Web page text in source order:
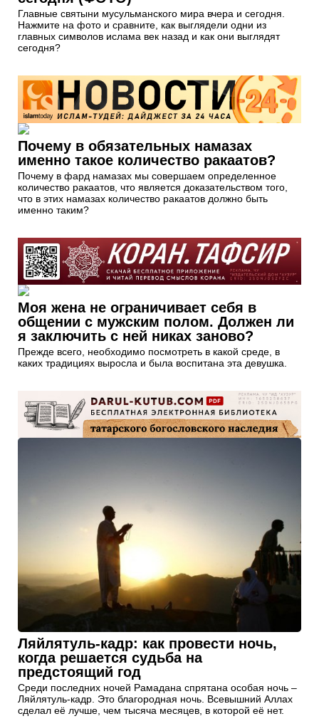
Главные святыни мусульманского мира вчера и сегодня.
Нажмите на фото и сравните, как выглядели одни из
главных символов ислама век назад и как они выглядят
сегодня?
Почему в обязательных намазах
именно такое количество ракаатов?
Почему в фард намазах мы совершаем определенное
количество ракаатов, что является доказательством того,
что в этих намазах количество ракаатов должно быть
именно таким?
Моя жена не ограничивает себя в
общении с мужским полом. Должен ли
я заключить с ней никах заново?
Прежде всего, необходимо посмотреть в какой среде, в
каких традициях выросла и была воспитана эта девушка.
Ляйлятуль-кадр: как провести ночь,
когда решается судьба на
предстоящий год
Среди последних ночей Рамадана спрятана особая ночь –
Ляйлятуль-кадр. Это благородная ночь. Всевышний Аллах
сделал её лучше, чем тысяча месяцев, в которой её нет.